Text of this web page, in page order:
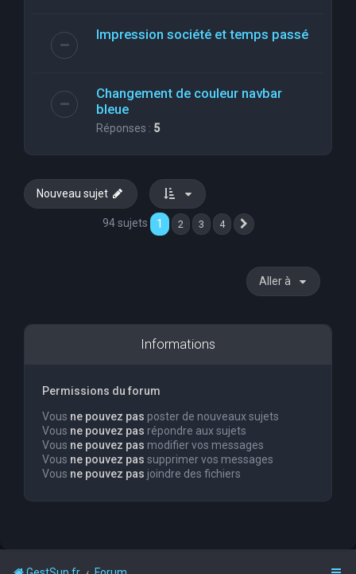
Impression société et temps passé
Changement de couleur navbar
bleue
Réponses : 5
Nouveau sujet
94 sujets 1 2 3 4
Aller à
Informations
Permissions du forum
Vous ne pouvez pas poster de nouveaux sujets
Vous ne pouvez pas répondre aux sujets
Vous ne pouvez pas modifier vos messages
Vous ne pouvez pas supprimer vos messages
Vous ne pouvez pas joindre des fichiers